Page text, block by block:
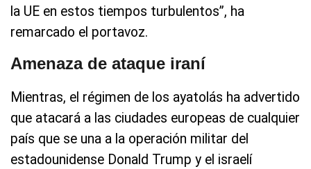
la UE en estos tiempos turbulentos”, ha
remarcado el portavoz.
Amenaza de ataque iraní
Mientras, el régimen de los ayatolás ha advertido
que atacará a las ciudades europeas de cualquier
país que se una a la operación militar del
estadounidense Donald Trump y el israelí